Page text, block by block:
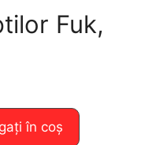
Fuk,
în coș